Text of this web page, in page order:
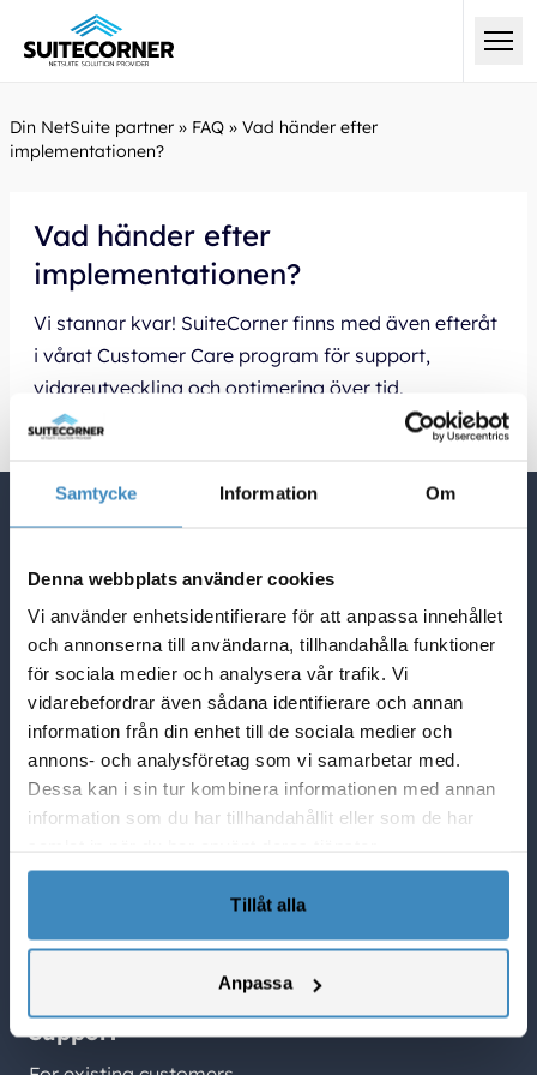
Samtycke Information Om
Denna webbplats använder cookies
Vi använder enhetsidentifierare för att anpassa innehållet
och annonserna till användarna, tillhandahålla funktioner
för sociala medier och analysera vår trafik. Vi
vidarebefordrar även sådana identifierare och annan
information från din enhet till de sociala medier och
annons- och analysföretag som vi samarbetar med.
Dessa kan i sin tur kombinera informationen med annan
information som du har tillhandahållit eller som de har
Tillåt alla
Anpassa
Din NetSuite partner » FAQ » Vad händer efter
implementationen?
Vad händer efter
implementationen?
Vi stannar kvar! SuiteCorner finns med även efteråt
i vårat Customer Care program för support,
vidareutveckling och optimering över tid.
Quick Links
NetSuite Blogg
NetSuite partner i Sverige
Lösningar i NetSuite
Vad Netsuite kan göra för er
SuiteCorner Privacy Policy
SuiteCorner License Agreement
SuiteCorner List Prices
Contact Us
Birger Jarlsgatan 2, plan 5
contact@suitecorner.com
Support